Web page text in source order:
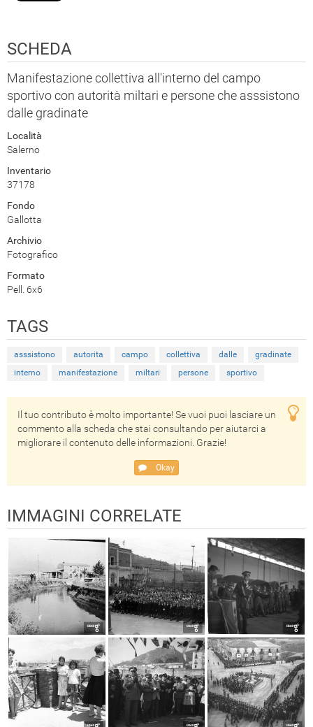
SCHEDA
Manifestazione collettiva all'interno del campo
sportivo con autorità miltari e persone che asssistono
dalle gradinate
Località
Salerno
Inventario
37178
Fondo
Gallotta
Archivio
Fotografico
Formato
Pell. 6x6
TAGS
asssistono autorita campo collettiva dalle
gradinate
interno
manifestazione miltari persone sportivo
Il tuo contributo è molto importante! Se vuoi puoi lasciare un
commento alla scheda che stai consultando per aiutarci a
migliorare il contenuto delle informazioni. Grazie!
Okay
IMMAGINI CORRELATE